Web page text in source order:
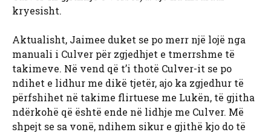
kryesisht.
Aktualisht, Jaimee duket se po merr një lojë nga
manuali i Culver për zgjedhjet e tmerrshme të
takimeve. Në vend që t’i thotë Culver-it se po
ndihet e lidhur me dikë tjetër, ajo ka zgjedhur të
përfshihet në takime flirtuese me Lukën, të gjitha
ndërkohë që është ende në lidhje me Culver. Më
shpejt se sa vonë, ndihem sikur e gjithë kjo do të